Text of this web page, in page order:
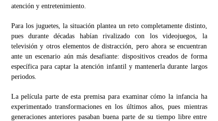
atención y entretenimiento.
Para los juguetes, la situación plantea un reto completamente distinto,
pues durante décadas habían rivalizado con los videojuegos, la
televisión y otros elementos de distracción, pero ahora se encuentran
ante un escenario aún más desafiante: dispositivos creados de forma
específica para captar la atención infantil y mantenerla durante largos
periodos.
La película parte de esta premisa para examinar cómo la infancia ha
experimentado transformaciones en los últimos años, pues mientras
generaciones anteriores pasaban buena parte de su tiempo libre entre